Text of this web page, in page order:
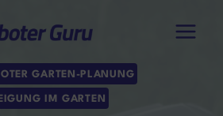
GARTEN-PLANUNG
IM GARTEN